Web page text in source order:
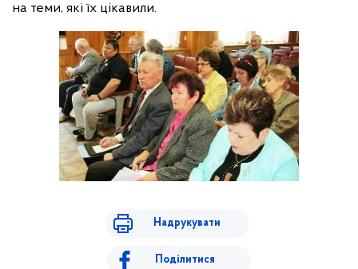
на теми, які їх цікавили.
Надрукувати
Поділитися